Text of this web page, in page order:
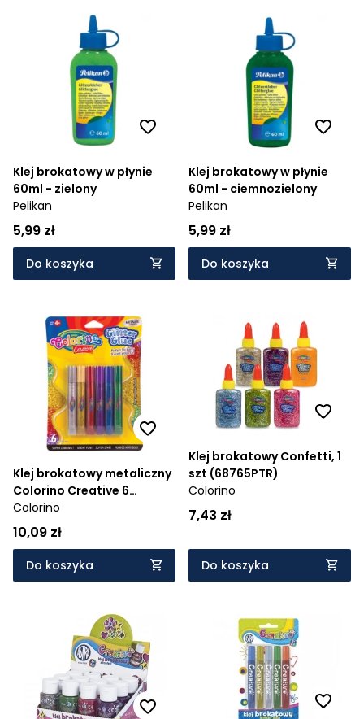
Klej brokatowy w płynie
60ml - zielony
Pelikan
5,99 zł
Do koszyka
Klej brokatowy w płynie
60ml - ciemnozielony
Pelikan
5,99 zł
Do koszyka
Klej brokatowy metaliczny
Colorino Creative 6
kolorów (68826PTR)
Colorino
10,09 zł
Do koszyka
Klej brokatowy Confetti, 1
szt (68765PTR)
Colorino
7,43 zł
Do koszyka